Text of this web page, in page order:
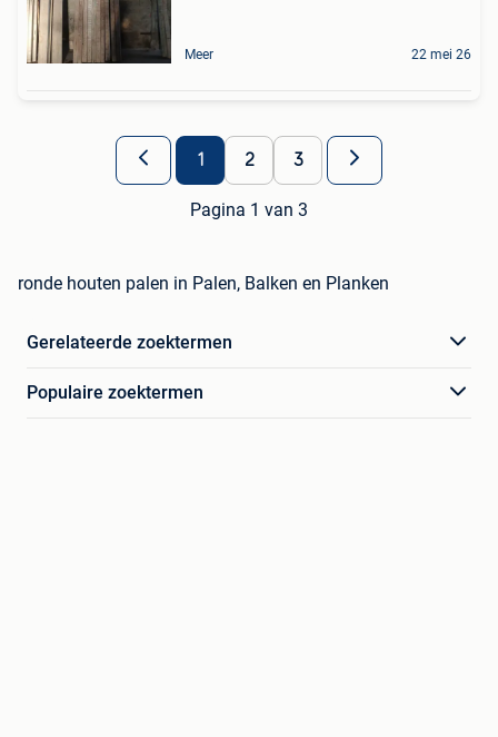
Meer 22 mei 26
1 2 3
Pagina 1 van 3
ronde houten palen in Palen, Balken en Planken
Gerelateerde zoektermen
Populaire zoektermen